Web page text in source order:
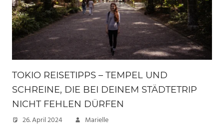
TOKIO REISETIPPS – TEMPEL UND
SCHREINE, DIE BEI DEINEM STÄDTETRIP
NICHT FEHLEN DÜRFEN
26. April 2024 Marielle